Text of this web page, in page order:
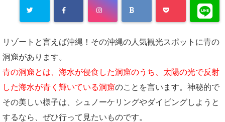
リゾートと言えば沖縄！その沖縄の人気観光スポットに青の
洞窟があります。
青の洞窟とは、海水が侵食した洞窟のうち、太陽の光で反射
した海水が青く輝いている洞窟のことを言います。神秘的で
その美しい様子は、シュノーケリングやダイビングしようと
するなら、ぜひ行って見たいものです。